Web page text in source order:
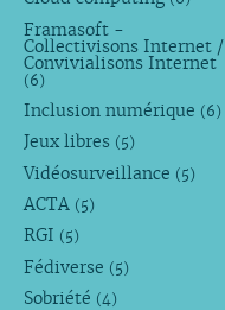
Framasoft -
Collectivisons Internet /
Convivialisons Internet
(6)
Inclusion numérique (6)
Jeux libres (5)
Vidéosurveillance (5)
ACTA (5)
RGI (5)
Fédiverse (5)
Sobriété (4)